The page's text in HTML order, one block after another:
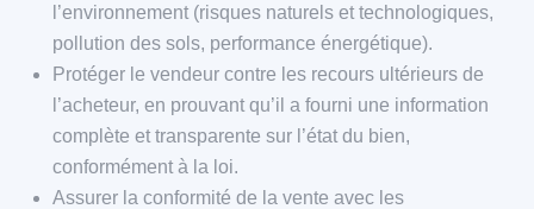
l’environnement (risques naturels et technologiques,
pollution des sols, performance énergétique).
Protéger le vendeur contre les recours ultérieurs de
l’acheteur, en prouvant qu’il a fourni une information
complète et transparente sur l’état du bien,
conformément à la loi.
Assurer la conformité de la vente avec les